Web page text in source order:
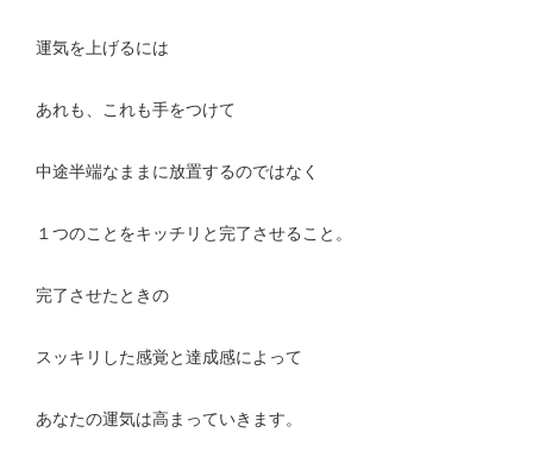
運気を上げるには
あれも、これも手をつけて
中途半端なままに放置するのではなく
１つのことをキッチリと完了させること。
完了させたときの
スッキリした感覚と達成感によって
あなたの運気は高まっていきます。